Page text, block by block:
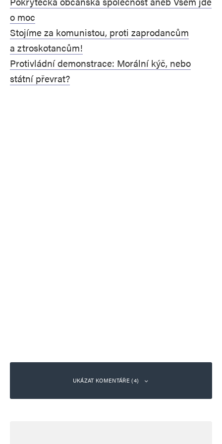
o moc
Stojíme za komunistou, proti zaprodancům
a ztroskotancům!
Protivládní demonstrace: Morální kýč, nebo
státní převrat?
UKÁZAT KOMENTÁŘE (4)